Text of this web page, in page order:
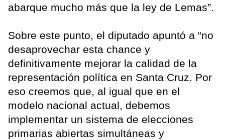
abarque mucho más que la ley de Lemas”.
Sobre este punto, el diputado apuntó a “no
desaprovechar esta chance y
definitivamente mejorar la calidad de la
representación política en Santa Cruz. Por
eso creemos que, al igual que en el
modelo nacional actual, debemos
implementar un sistema de elecciones
primarias abiertas simultáneas y